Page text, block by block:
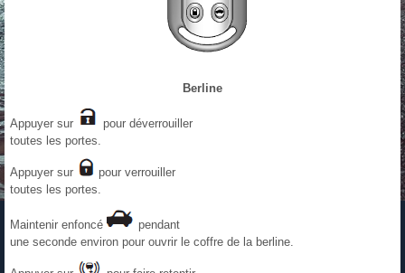
Berline
Appuyer sur
pour déverrouiller
toutes les portes.
Appuyer sur
pour verrouiller
toutes les portes.
Maintenir enfoncé
pendant
une seconde environ pour ouvrir le coffre de la berline.